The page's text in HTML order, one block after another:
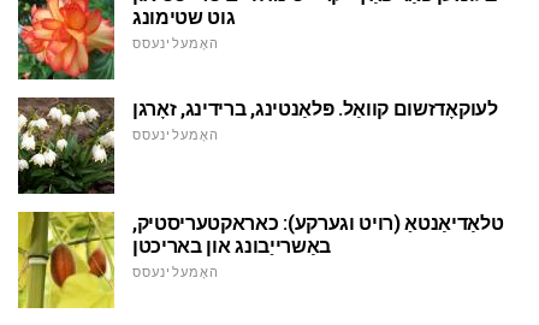
גוט שטימונג
האָמעלינעסס
לעוקאָדזשום קוואַל. פּלאַנטינג, ברידינג, זאָרגן
האָמעלינעסס
טלאַדיאַנטאַ (רויט וגערקע): כאראקטעריסטיק,
באַשרייַבונג און באריכטן
האָמעלינעסס